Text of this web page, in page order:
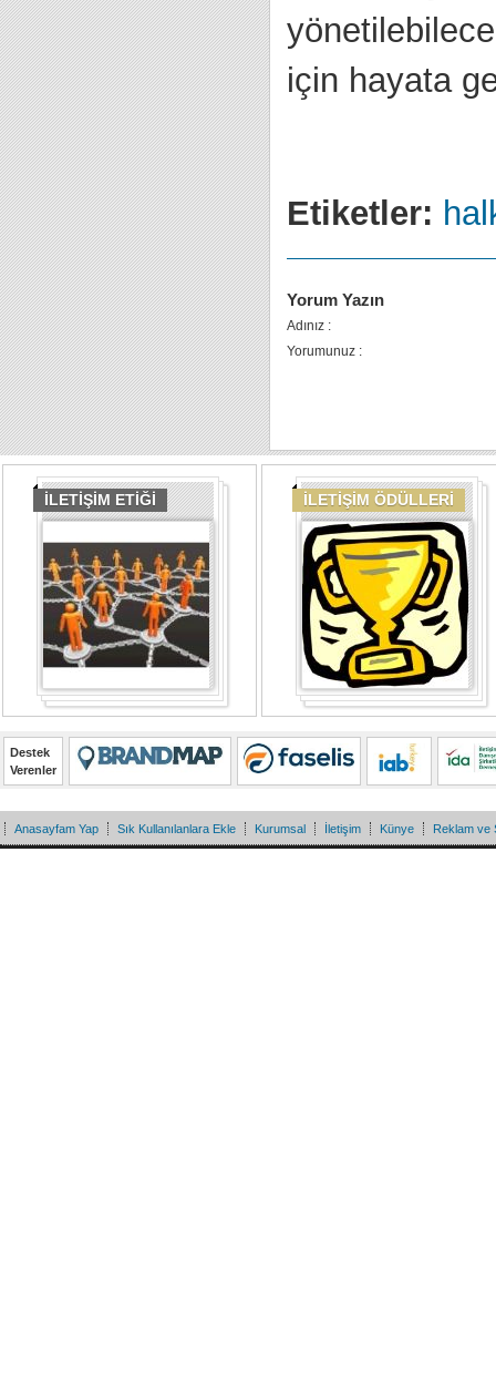
için hayata
Etiketler:
Yorum Yazın
Adınız :
Yorumunuz :
İLETİŞİM ETİĞİ İLETİŞİM ÖDÜLLERİ
Destek
Verenler
Anasayfam Yap Sık Kullanılanlara Ekle Kurumsal İletişim Künye Reklam ve